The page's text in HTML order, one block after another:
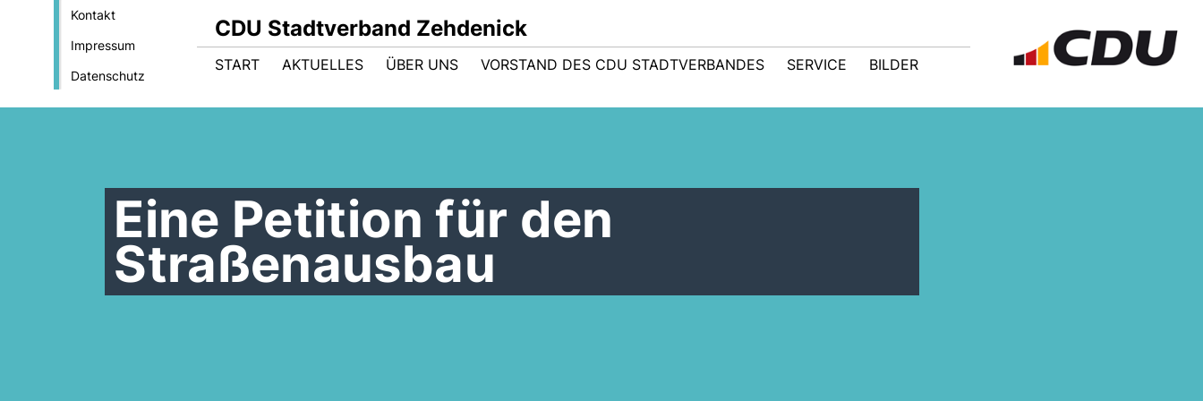
Kontakt
Impressum
Datenschutz
CDU Stadtverband Zehdenick
START AKTUELLES ÜBER UNS VORSTAND DES CDU STADTVERBANDES SERVICE BILDER
Eine Petition für den
Straßenausbau